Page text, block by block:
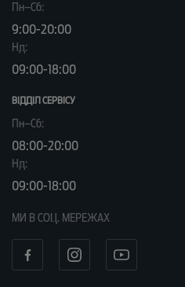
Пн–Сб:
9:00-20:00
Нд:
09:00-18:00
ВІДДІЛ CЕРВІСУ
Пн–Сб:
08:00-20:00
Нд:
09:00-18:00
МИ В СОЦ. МЕРЕЖАХ